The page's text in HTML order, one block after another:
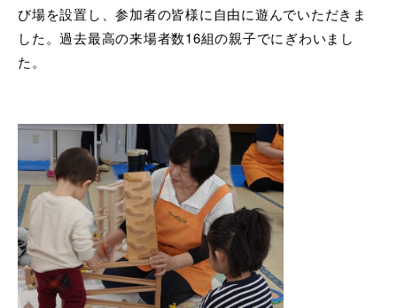
び場を設置し、参加者の皆様に自由に遊んでいただきま
した。過去最高の来場者数16組の親子でにぎわいまし
た。